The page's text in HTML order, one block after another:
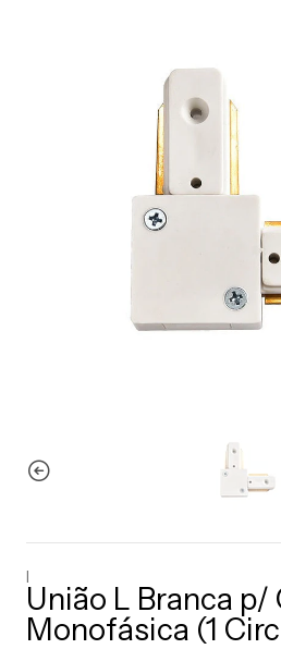
|
União L Branca p/
Monofásica (1